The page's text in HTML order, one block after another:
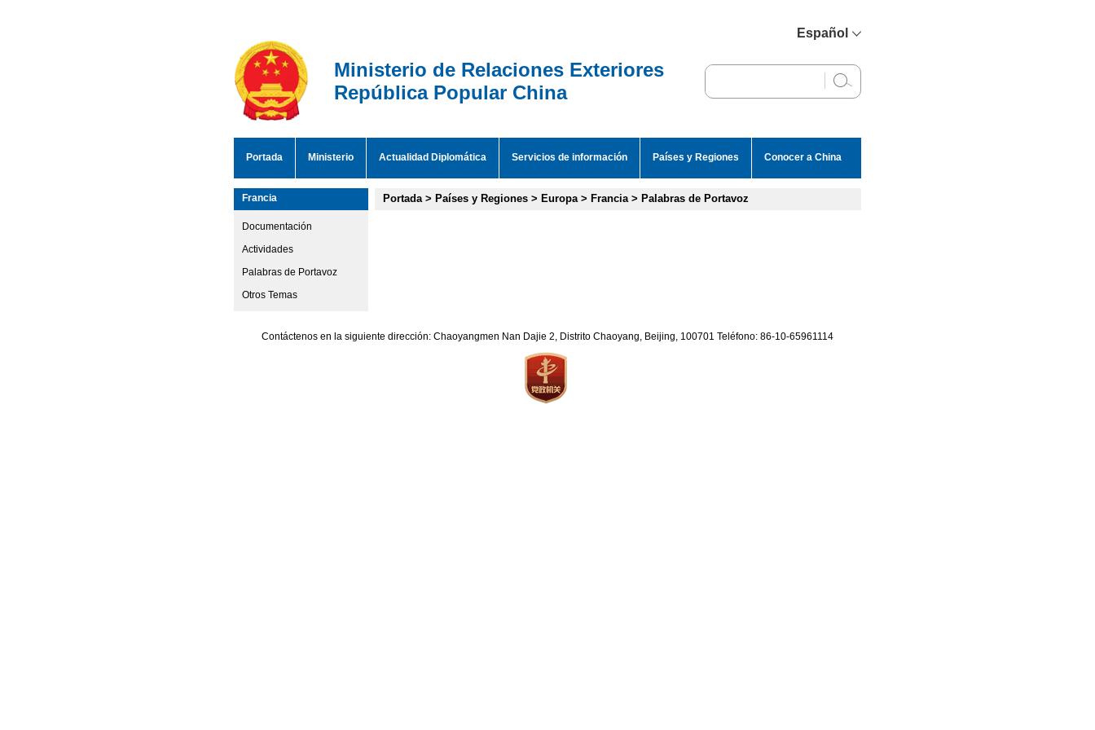
Español
English
Ministerio de Relaciones Exteriores
República Popular China
Portada Ministerio Actualidad Diplomática Servicios de información Países y Regiones Conocer a China
Francia
Documentación
Actividades
Palabras de Portavoz
Otros Temas
Portada> Países y Regiones > Europa> Francia> Palabras de Portavoz
Contáctenos en la siguiente dirección: Chaoyangmen Nan Dajie 2, Distrito Chaoyang, Beijing, 100701 Teléfono: 86-10-65961114